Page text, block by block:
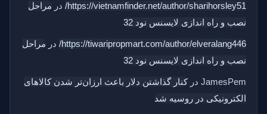
https://vietnamfinder.net/author/sharihorsley51/ در مراحل
نصب و راه اندازی لایسنس نود 32
https://tiwaripropmart.com/author/elveralang446/ در مراحل
نصب و راه اندازی لایسنس نود 32
JamesPem درکنار گذاشتن دلار باعث ارزان‌تر شدن کالاهای
الکترونیکی در روسیه شد